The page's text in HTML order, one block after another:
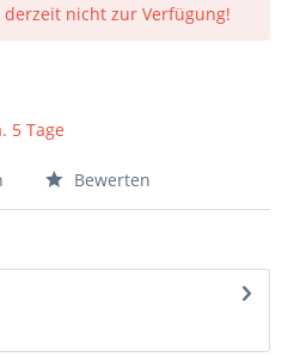
nicht zur Verfügung!
5 Tage
Bewerten